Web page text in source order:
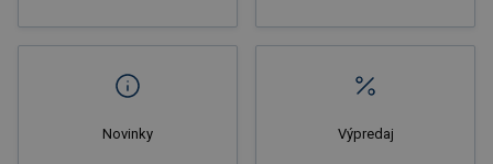
Novinky Výpredaj